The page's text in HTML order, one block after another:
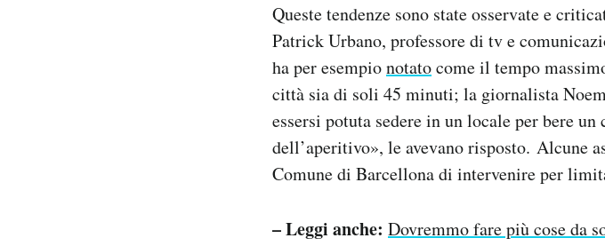
Queste tendenze sono state osservate e
Patrick Urbano, professore di tv e
ha per esempionotatocome il tempo
città sia di soli 45 minuti; la giornalista
essersi potuta sedere in un locale per bere
dell’aperitivo», le avevano risposto. Alcune
Comune di Barcellona di intervenire per
– Leggi anche: Dovremmo fare più cose da